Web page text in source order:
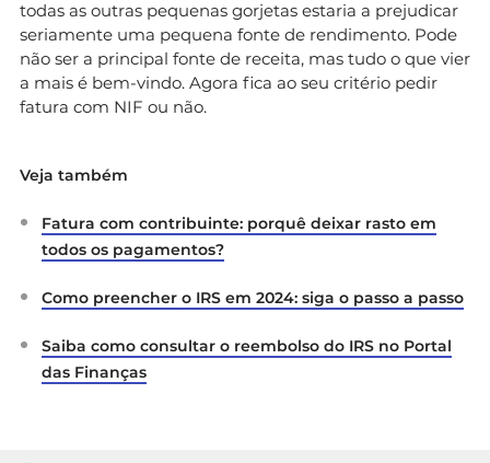
todas as outras pequenas gorjetas estaria a prejudicar
seriamente uma pequena fonte de rendimento. Pode
não ser a principal fonte de receita, mas tudo o que vier
a mais é bem-vindo. Agora fica ao seu critério pedir
fatura com NIF ou não.
Veja também
Fatura com contribuinte: porquê deixar rasto em
todos os pagamentos?
Como preencher o IRS em 2024: siga o passo a passo
Saiba como consultar o reembolso do IRS no Portal
das Finanças